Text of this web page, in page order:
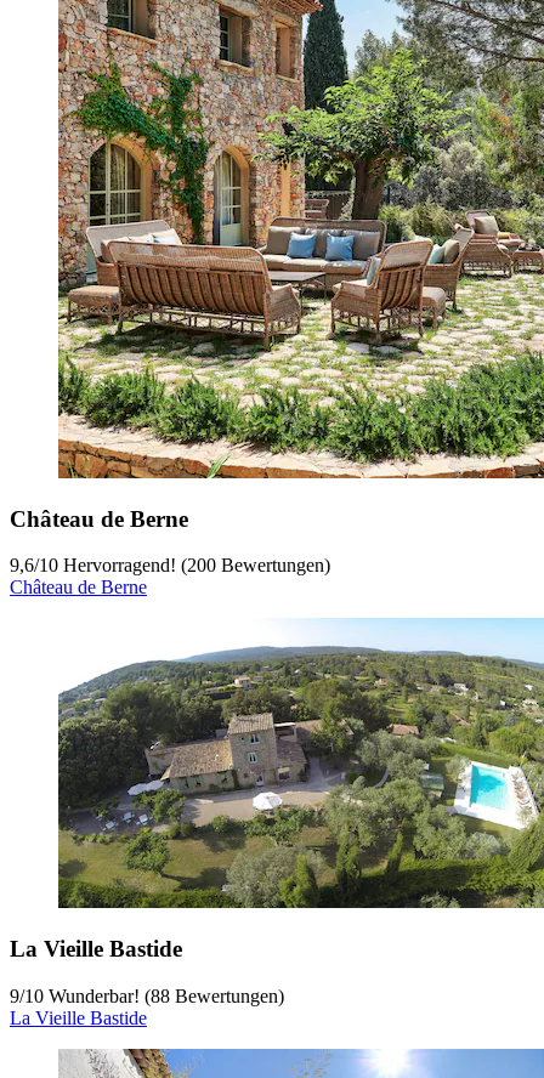
Château de Berne
9,6/10 Hervorragend! (200 Bewertungen)
Château de Berne
La Vieille Bastide
9/10 Wunderbar! (88 Bewertungen)
La Vieille Bastide